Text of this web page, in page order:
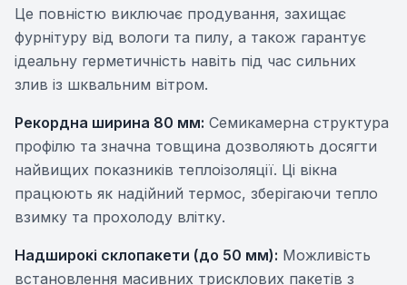
Це повністю виключає продування, захищає
фурнітуру від вологи та пилу, а також гарантує
ідеальну герметичність навіть під час сильних
злив із шквальним вітром.
Рекордна ширина 80 мм: Семикамерна структура
профілю та значна товщина дозволяють досягти
найвищих показників теплоізоляції. Ці вікна
працюють як надійний термос, зберігаючи тепло
взимку та прохолоду влітку.
Надширокі склопакети (до 50 мм): Можливість
встановлення масивних трисклових пакетів з